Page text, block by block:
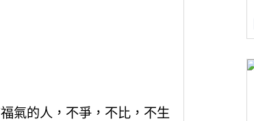
氣的人，不爭，不比，不生